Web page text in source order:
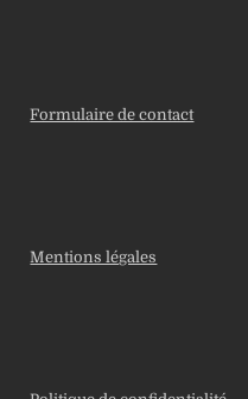
Formulaire de contact
Mentions légales